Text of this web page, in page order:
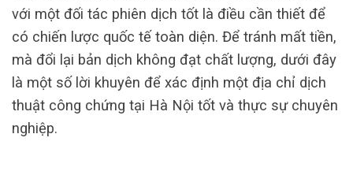
với một đối tác phiên dịch tốt là điều cần thiết để
có chiến lược quốc tế toàn diện. Để tránh mất tiền,
mà đổi lại bản dịch không đạt chất lượng, dưới đây
là một số lời khuyên để xác định một địa chỉ dịch
thuật công chứng tại Hà Nội tốt và thực sự chuyên
nghiệp.